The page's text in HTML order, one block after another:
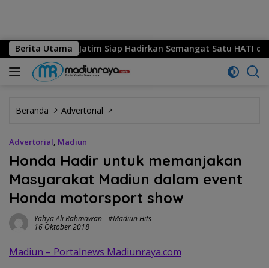
Berita Utama
Honda Jatim Siap Hadirkan Semangat Satu HATI di Honda DBL
Beranda Advertorial
Advertorial, Madiun
Honda Hadir untuk memanjakan
Masyarakat Madiun dalam event
Honda motorsport show
Yahya Ali Rahmawan-#Madiun Hits
16 Oktober 2018
Madiun – Portalnews Madiunraya.com